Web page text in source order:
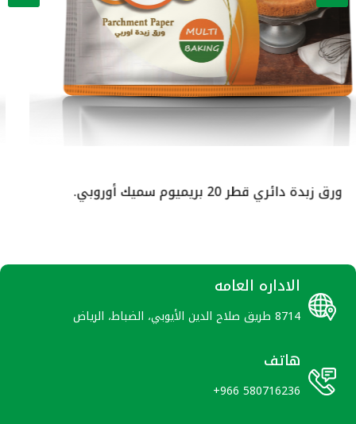
ورق زبدة دائري قطر 21.5 بريميوم سميك أوروبي.
الاداره العامه
8714 طريق صلاح الدين الأيوبي، الضباط، الرياض
هاتف
+966 580716236